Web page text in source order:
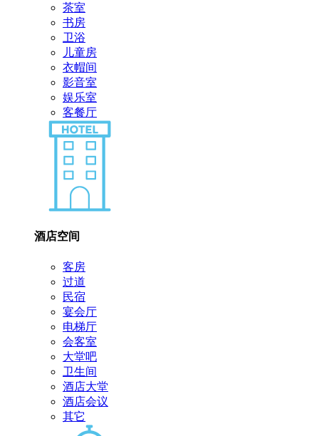
茶室
书房
卫浴
儿童房
衣帽间
影音室
娱乐室
客餐厅
酒店空间
客房
过道
民宿
宴会厅
电梯厅
会客室
大堂吧
卫生间
酒店大堂
酒店会议
其它